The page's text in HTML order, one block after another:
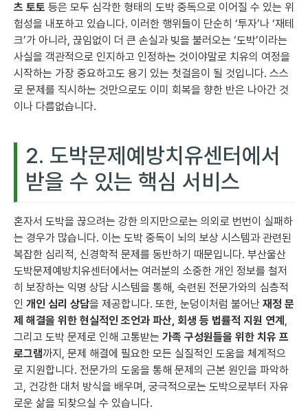
츠 토토 등은 모두 심각한 형태의 도박 중독으로 이어질 수 있는 위
험성을 내포하고 있습니다. 이러한 행위들이 단순히 ‘투자’나 ‘재테
크’가 아니라, 끊임없이 더 큰 손실과 빚을 불러오는 ‘도박’이라는
사실을 객관적으로 인지하고 인정하는 것이야말로 치유의 여정을
시작하는 가장 중요하고도 용기 있는 첫걸음이 될 것입니다. 스스
로 문제를 직시하는 것만으로도 이미 회복을 향한 반은 나아간 것
이나 다름없습니다.
2. 도박문제예방치유센터에서
받을 수 있는 핵심 서비스
혼자서 도박을 끊으려는 강한 의지만으로는 의외로 번번이 실패하
는 경우가 많습니다. 이는 도박 중독이 뇌의 보상 시스템과 관련된
복잡한 심리적, 신경학적 문제를 동반하기 때문입니다. 부산울산
도박문제예방치유센터에서는 여러분의 소중한 개인 정보를 철저
히 보장하는 익명 상담 시스템을 통해, 숙련된 전문가와의 심층적
인 개인 심리 상담을 제공합니다. 또한, 눈덩이처럼 불어난 재정 문
제 해결을 위한 현실적인 조언과 파산, 회생 등 법률적 지원 연계 ,
그리고 도박 문제로 인해 고통받는 가족 구성원들을 위한 치유 프
로그램까지, 문제 해결에 필요한 모든 실질적인 도움을 체계적으
로 지원합니다. 전문가의 도움을 통해 문제의 근본 원인을 파악하
고, 건강한 대처 방식을 배우며, 궁극적으로는 도박으로부터 자유
로운 삶을 되찾으실 수 있습니다.